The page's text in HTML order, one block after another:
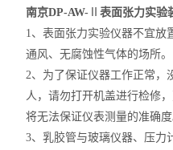
南京DP-AW- Ⅱ表面张力实验
1、表面张力实验仪器不宜放
通风、无腐蚀性气体的场所。
2、为了保证仪器工作正常，
人，请勿打开机盖进行检修
将无法保证仪表测量的准确度
3、乳胶管与玻璃仪器、压力